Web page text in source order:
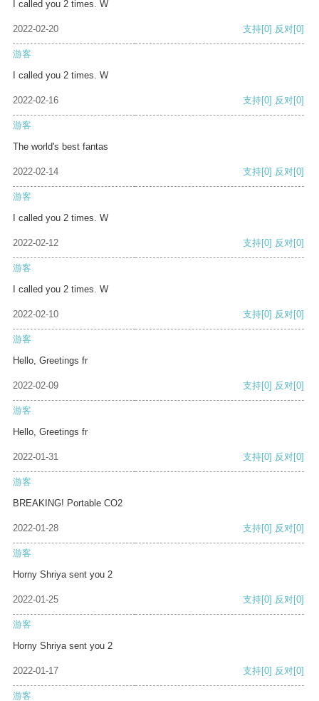
I called you 2 times. W
2022-02-20 支持[0] 反对[0]
游客
I called you 2 times. W
2022-02-16 支持[0] 反对[0]
游客
The world's best fantas
2022-02-14 支持[0] 反对[0]
游客
I called you 2 times. W
2022-02-12 支持[0] 反对[0]
游客
I called you 2 times. W
2022-02-10 支持[0] 反对[0]
游客
Hello, Greetings fr
2022-02-09 支持[0] 反对[0]
游客
Hello, Greetings fr
2022-01-31 支持[0] 反对[0]
游客
BREAKING! Portable CO2
2022-01-28 支持[0] 反对[0]
游客
Horny Shriya sent you 2
2022-01-25 支持[0] 反对[0]
游客
Horny Shriya sent you 2
2022-01-17 支持[0] 反对[0]
游客